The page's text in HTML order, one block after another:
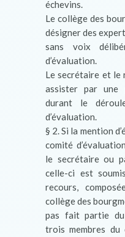
échevins.
Le collège des
désigner des
sans voix
d’évaluation.
Le secrétaire et le
assister par une
durant le
d’évaluation.
§ 2. Si la mention
comité
le secrétaire ou
celle-ci est
recours,
collège des
pas fait partie du
trois membres du